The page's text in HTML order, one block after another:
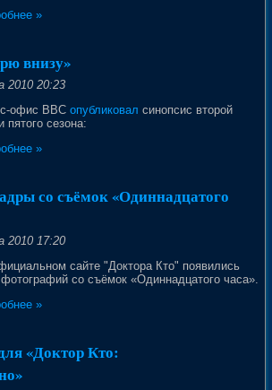
»
внизу»
2010 20:23
офис BBC опубликовал синопсис второй
пятого сезона:
»
со съёмок «Одиннадцатого
2010 17:20
сайте "Доктора Кто" появились
фотографий со съёмок «Одиннадцатого часа».
»
«Доктор Кто: